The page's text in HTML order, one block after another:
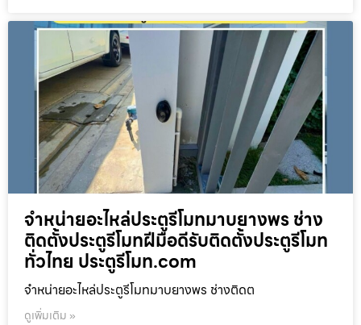
จำหน่ายอะไหล่ประตูรีโมทมาบยางพร ช่าง
ติดตั้งประตูรีโมทฝีมือดีรับติดตั้งประตูรีโมท
ทั่วไทย ประตูรีโมท.com
จำหน่ายอะไหล่ประตูรีโมทมาบยางพร ช่างติดต
ดูเพิ่มเติม »